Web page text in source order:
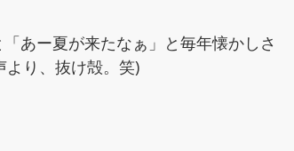
あー夏が来たなぁ」と毎年懐かしさ
より、抜け殻。笑)